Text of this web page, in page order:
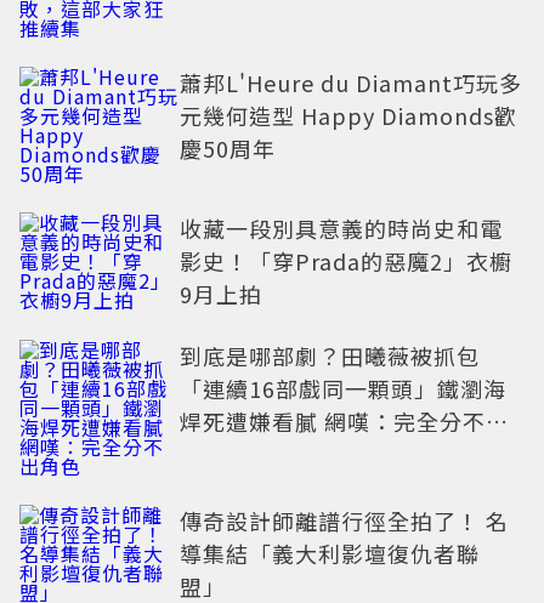
蕭邦L'Heure du Diamant巧玩多
元幾何造型 Happy Diamonds歡
慶50周年
收藏一段別具意義的時尚史和電
影史！「穿Prada的惡魔2」衣櫥
9月上拍
到底是哪部劇？田曦薇被抓包
「連續16部戲同一顆頭」鐵瀏海
焊死遭嫌看膩 網嘆：完全分不出
傳奇設計師離譜行徑全拍了！ 名
導集結「義大利影壇復仇者聯
盟」